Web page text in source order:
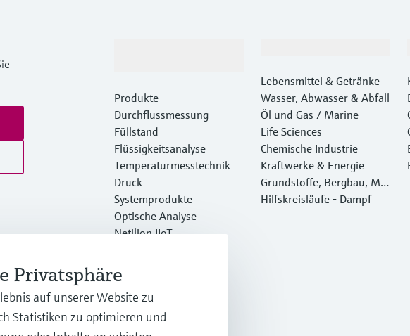
Produkte
Durchflussmessung
Füllstand
Flüssigkeitsanalyse
Temperaturmesstechnik
Druck
Systemprodukte
Optische Analyse
Netilion IIoT
Online Tools
Dienstleistungen
Lebensmittel & Getränke
Wasser, Abwasser & Abfall
Öl und Gas / Marine
Life Sciences
Chemische Industrie
Kraftwerke & Energie
Grundstoffe, Bergbau, Met
alle
Hilfskreisläufe - Dampf
Privatsphäre
auf unserer Website zu
Statistiken zu optimieren und